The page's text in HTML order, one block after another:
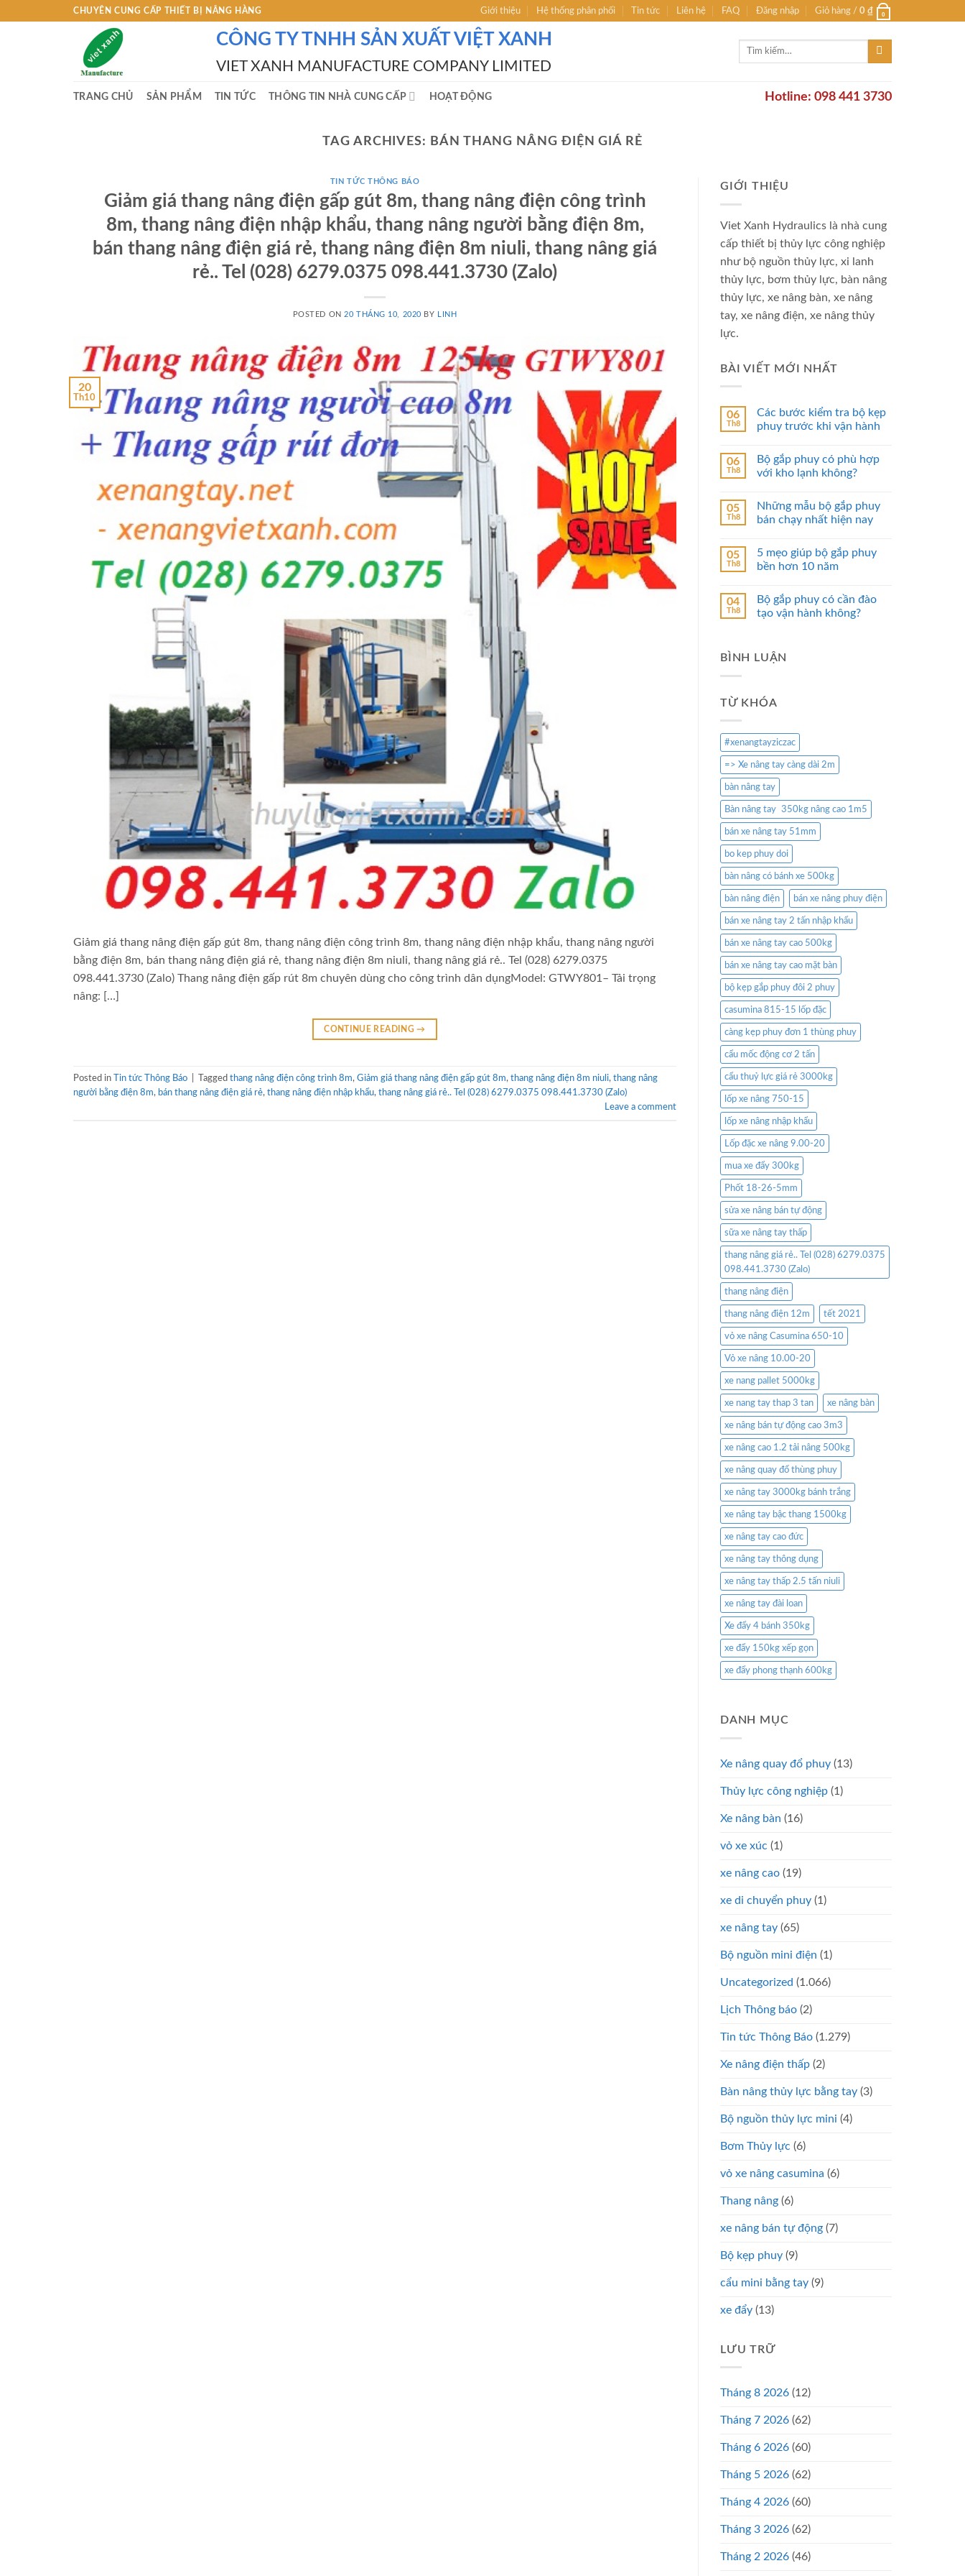
CHUYÊN CUNG CẤP THIẾT BỊ NÂNG HÀNG Giới thiệu Hệ thống phân phối Tin tức Liên hệ FAQ Đăng nhập Giỏ hàng / 0 ₫ 0
CÔNG TY TNHH SẢN XUẤT VIỆT XANH
VIET XANH MANUFACTURE COMPANY LIMITED
Tìm
TRANG CHỦ SẢN PHẨM TIN TỨC THÔNG TIN NHÀ CUNG CẤP HOẠT ĐỘNG Hotline: 098 441 3730
TAG ARCHIVES: BÁN THANG NÂNG ĐIỆN GIÁ RẺ
TIN TỨC THÔNG BÁO
Giảm giá thang nâng điện gấp gút 8m, thang nâng điện công trình
8m, thang nâng điện nhập khẩu, thang nâng người bằng điện 8m,
bán thang nâng điện giá rẻ, thang nâng điện 8m niuli, thang nâng giá
rẻ.. Tel (028) 6279.0375 098.441.3730 (Zalo)
POSTED ON 20 THÁNG 10, 2020 BY LINH
20
Th10
Giảm giá thang nâng điện gấp gút 8m, thang nâng điện công trình 8m, thang nâng điện nhập khẩu, thang nâng người
bằng điện 8m, bán thang nâng điện giá rẻ, thang nâng điện 8m niuli, thang nâng giá rẻ.. Tel (028) 6279.0375
098.441.3730 (Zalo) Thang nâng điện gấp rút 8m chuyên dùng cho công trình dân dụngModel: GTWY801– Tải trọng
nâng: […]
CONTINUE READING→
Posted in Tin tức Thông Báo Tagged thang nâng điện công trình 8m, Giảm giá thang nâng điện gấp gút 8m, thang nâng điện 8m niuli, thang nâng
người bằng điện 8m, bán thang nâng điện giá rẻ, thang nâng điện nhập khẩu, thang nâng giá rẻ.. Tel (028) 6279.0375 098.441.3730 (Zalo)
Leave a comment
GIỚI THIỆU
Viet Xanh Hydraulics là nhà cung
cấp thiết bị thủy lực công nghiệp
như bộ nguồn thủy lực, xi lanh
thủy lực, bơm thủy lực, bàn nâng
thủy lực, xe nâng bàn, xe nâng
tay, xe nâng điện, xe nâng thủy
lực.
BÀI VIẾT MỚI NHẤT
06
Th8
Các bước kiểm tra bộ kẹp
phuy trước khi vận hành
06
Th8
Bộ gắp phuy có phù hợp
với kho lạnh không?
05
Th8
Những mẫu bộ gắp phuy
bán chạy nhất hiện nay
05
Th8
5 mẹo giúp bộ gắp phuy
bền hơn 10 năm
04
Th8
Bộ gắp phuy có cần đào
tạo vận hành không?
BÌNH LUẬN
TỪ KHÓA
#xenangtayziczac
=> Xe nâng tay càng dài 2m
bàn nâng tay
Bàn nâng tay 350kg nâng cao 1m5
bán xe nâng tay 51mm
bo kep phuy doi
bàn nâng có bánh xe 500kg
bàn nâng điện bán xe nâng phuy điện
bán xe nâng tay 2 tấn nhập khẩu
bán xe nâng tay cao 500kg
bán xe nâng tay cao mặt bàn
bộ kẹp gắp phuy đôi 2 phuy
casumina 815-15 lốp đặc
càng kẹp phuy đơn 1 thùng phuy
cẩu mốc động cơ 2 tấn
cẩu thuỷ lực giá rẻ 3000kg
lốp xe nâng 750-15
lốp xe nâng nhập khẩu
Lốp đặc xe nâng 9.00-20
mua xe đẩy 300kg
Phốt 18-26-5mm
sửa xe nâng bán tự động
sữa xe nâng tay thấp
thang nâng giá rẻ.. Tel (028) 6279.0375
098.441.3730 (Zalo)
thang nâng điện
thang nâng điện 12m tết 2021
vỏ xe nâng Casumina 650-10
Vỏ xe nâng 10.00-20
xe nang pallet 5000kg
xe nang tay thap 3 tan xe nâng bàn
xe nâng bán tự động cao 3m3
xe nâng cao 1.2 tải nâng 500kg
xe nâng quay đổ thùng phuy
xe nâng tay 3000kg bánh trắng
xe nâng tay bậc thang 1500kg
xe nâng tay cao đức
xe nâng tay thông dụng
xe nâng tay thấp 2.5 tấn niuli
xe nâng tay đài loan
Xe đẩy 4 bánh 350kg
xe đẩy 150kg xếp gọn
xe đẩy phong thạnh 600kg
DANH MỤC
Xe nâng quay đổ phuy (13)
Thủy lực công nghiệp (1)
Xe nâng bàn (16)
vỏ xe xúc (1)
xe nâng cao (19)
xe di chuyển phuy (1)
xe nâng tay (65)
Bộ nguồn mini điện (1)
Uncategorized (1.066)
Lịch Thông báo (2)
Tin tức Thông Báo (1.279)
Xe nâng điện thấp (2)
Bàn nâng thủy lực bằng tay (3)
Bộ nguồn thủy lực mini (4)
Bơm Thủy lực (6)
vỏ xe nâng casumina (6)
Thang nâng (6)
xe nâng bán tự động (7)
Bộ kẹp phuy (9)
cẩu mini bằng tay (9)
xe đẩy (13)
LƯU TRỮ
Tháng 8 2026 (12)
Tháng 7 2026 (62)
Tháng 6 2026 (60)
Tháng 5 2026 (62)
Tháng 4 2026 (60)
Tháng 3 2026 (62)
Tháng 2 2026 (46)